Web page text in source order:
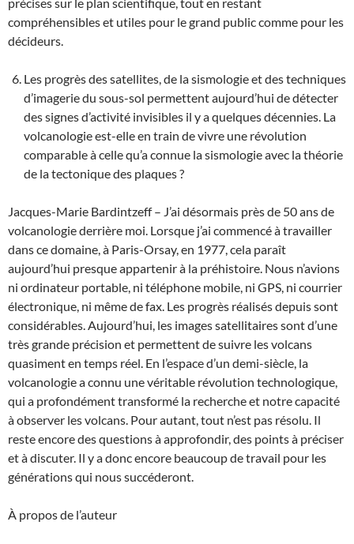
compréhensibles et utiles pour le grand public comme pour les
décideurs.
Les progrès des satellites, de la sismologie et des techniques
d’imagerie du sous-sol permettent aujourd’hui de détecter
des signes d’activité invisibles il y a quelques décennies. La
volcanologie est-elle en train de vivre une révolution
comparable à celle qu’a connue la sismologie avec la théorie
de la tectonique des plaques ?
Jacques-Marie Bardintzeff – J’ai désormais près de 50 ans de
volcanologie derrière moi. Lorsque j’ai commencé à travailler
dans ce domaine, à Paris-Orsay, en 1977, cela paraît
aujourd’hui presque appartenir à la préhistoire. Nous n’avions
ni ordinateur portable, ni téléphone mobile, ni GPS, ni courrier
électronique, ni même de fax. Les progrès réalisés depuis sont
considérables. Aujourd’hui, les images satellitaires sont d’une
très grande précision et permettent de suivre les volcans
quasiment en temps réel. En l’espace d’un demi-siècle, la
volcanologie a connu une véritable révolution technologique,
qui a profondément transformé la recherche et notre capacité
à observer les volcans. Pour autant, tout n’est pas résolu. Il
reste encore des questions à approfondir, des points à préciser
et à discuter. Il y a donc encore beaucoup de travail pour les
générations qui nous succéderont.
À propos de l’auteur